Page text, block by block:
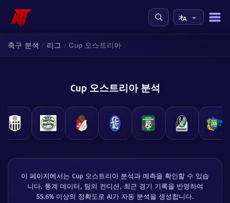
축구 분석 / 리그 / Cup 오스트리아
Cup 오스트리아 분석
이 페이지에서는 Cup 오스트리아 분석과 예측을 확인할 수 있습
니다. 통계 데이터, 팀의 컨디션, 최근 경기 기록을 반영하여
55.6% 이상의 정확도로 AI가 자동 분석을 생성합니다.